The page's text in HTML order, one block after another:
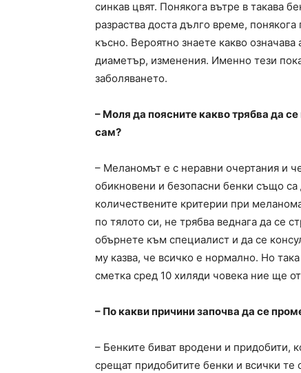
синкав цвят. Понякога вътре в такава
разраства доста дълго време,
късно. Вероятно знаете какво означава
диаметър, изменения. Именно тези
заболяването.
– Моля да поясните какво трябва да
сам?
– Меланомът е с неравни очертания и
обикновени и безопасни бенки също са
количествените критерии при
по тялото си, не трябва веднага да се
обърнете към специалист и да се
му казва, че всичко е нормално. Но
сметка сред 10 хиляди човека ние ще
– По какви причини започва да се
– Бенките биват вродени и придобити,
срещат придобитите бенки и всички те